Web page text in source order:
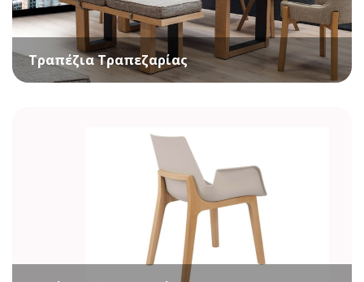
Τραπέζια Τραπεζαρίας